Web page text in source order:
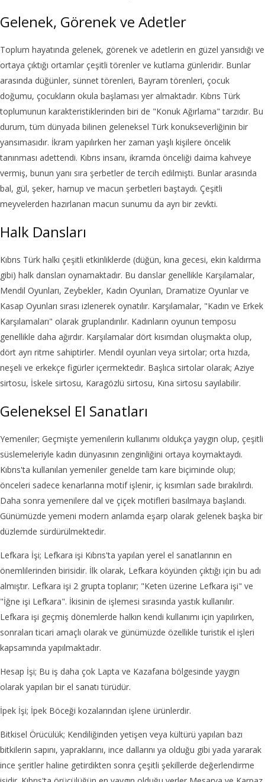
Gelenek, Görenek ve Adetler
Toplum hayatında gelenek, görenek ve adetlerin en güzel yansıdığı ve
ortaya çıktığı ortamlar çeşitli törenler ve kutlama günleridir. Bunlar
arasında düğünler, sünnet törenleri, Bayram törenleri, çocuk
doğumu, çocukların okula başlaması yer almaktadır. Kıbrıs Türk
toplumunun karakteristiklerinden biri de "Konuk Ağırlama" tarzıdır. Bu
durum, tüm dünyada bilinen geleneksel Türk konukseverliğinin bir
yansımasıdır. İkram yapılırken her zaman yaşlı kişilere öncelik
tanınması adettendi. Kıbrıs insanı, ikramda önceliği daima kahveye
vermiş, bunun yanı sıra şerbetler de tercih edilmişti. Bunlar arasında
bal, gül, şeker, harnup ve macun şerbetleri baştaydı. Çeşitli
meyvelerden hazırlanan macun sunumu da ayrı bir zevkti.
Halk Dansları
Kıbrıs Türk halkı çeşitli etkinliklerde (düğün, kına gecesi, ekin kaldırma
gibi) halk dansları oynamaktadır. Bu danslar genellikle Karşılamalar,
Mendil Oyunları, Zeybekler, Kadın Oyunları, Dramatize Oyunlar ve
Kasap Oyunları sırası izlenerek oynatılır. Karşılamalar, "Kadın ve Erkek
Karşılamaları" olarak gruplandırılır. Kadınların oyunun temposu
genellikle daha ağırdır. Karşılamalar dört kısımdan oluşmakta olup,
dört ayrı ritme sahiptirler. Mendil oyunları veya sirtolar; orta hızda,
neşeli ve erkekçe figürler içermektedir. Başlıca sirtolar olarak; Aziye
sirtosu, İskele sirtosu, Karagözlü sirtosu, Kına sirtosu sayılabilir.
Geleneksel El Sanatları
Yemeniler; Geçmişte yemenilerin kullanımı oldukça yaygın olup, çeşitli
süslemeleriyle kadın dünyasının zenginliğini ortaya koymaktaydı.
Kıbrıs'ta kullanılan yemeniler genelde tam kare biçiminde olup;
önceleri sadece kenarlarına motif işlenir, iç kısımları sade bırakılırdı.
Daha sonra yemenilere dal ve çiçek motifleri basılmaya başlandı.
Günümüzde yemeni modern anlamda eşarp olarak gelenek başka bir
düzlemde sürdürülmektedir.
Lefkara İşi; Lefkara işi Kıbrıs'ta yapılan yerel el sanatlarının en
önemlilerinden birisidir. İlk olarak, Lefkara köyünden çıktığı için bu adı
almıştır. Lefkara işi 2 grupta toplanır; "Keten üzerine Lefkara işi" ve
"İğne işi Lefkara". İkisinin de işlemesi sırasında yastık kullanılır.
Lefkara işi geçmiş dönemlerde halkın kendi kullanımı için yapılırken,
sonraları ticari amaçlı olarak ve günümüzde özellikle turistik el işleri
kapsamında yapılmaktadır.
Hesap İşi; Bu iş daha çok Lapta ve Kazafana bölgesinde yaygın
olarak yapılan bir el sanatı türüdür.
İpek İşi; İpek Böceği kozalarından işlene ürünlerdir.
Bitkisel Örücülük; Kendiliğinden yetişen veya kültürü yapılan bazı
bitkilerin sapını, yapraklarını, ince dallarını ya olduğu gibi yada yararak
ince şeritler haline getirdikten sonra çeşitli şekillerde değerlendirme